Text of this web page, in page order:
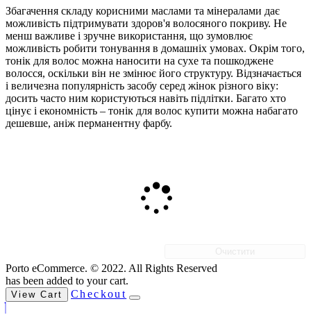
Збагачення складу корисними маслами та мінералами дає
можливість підтримувати здоров'я волосяного покриву. Не
менш важливе і зручне використання, що зумовлює
можливість робити тонування в домашніх умовах. Окрім того,
тонік для волос можна наносити на сухе та пошкоджене
волосся, оскільки він не змінює його структуру. Відзначається
і величезна популярність засобу серед жінок різного віку:
досить часто ним користуються навіть підлітки. Багато хто
цінує і економність – тонік для волос купити можна набагато
дешевше, аніж перманентну фарбу.
Porto eCommerce. © 2022. All Rights Reserved
has been added to your cart.
View Cart Checkout